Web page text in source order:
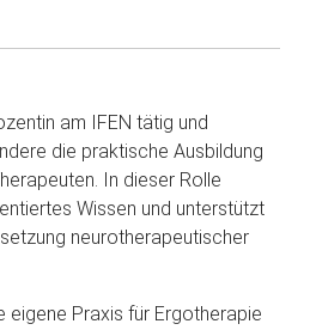
am IFEN tätig und
die praktische Ausbildung
In dieser Rolle
Wissen und unterstützt
neurotherapeutischer
eigene Praxis für Ergotherapie